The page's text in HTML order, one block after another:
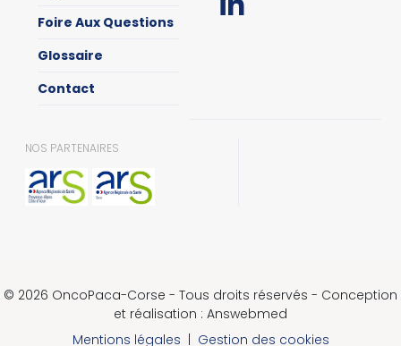
Foire Aux Questions
Glossaire
Contact
NOS PARTENAIRES
© 2026 OncoPaca-Corse - Tous droits réservés - Conception
et réalisation : Answebmed
Mentions légales | Gestion des cookies